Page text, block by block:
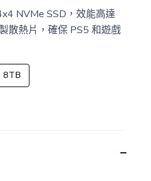
NVMe SSD，效能高達
散熱片，確保 PS5 和遊戲
8TB